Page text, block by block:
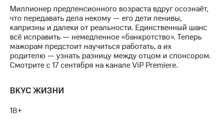
Заменить
SIM-
карту
Перейти
на
eSIM
Выберите
Услуги
Личный
кабинет
интернета
и
кабинет
Миллионер предпенсионного возраста вдруг осознаёт,
что передавать дела некому — его дети ленивы,
капризны и далеки от реальности. Единственный шанс
всё исправить — немедленное «банкротство». Теперь
мажорам предстоит научиться работать, а их
родителю — узнать разницу между отцом и спонсором.
Смотрите с 17 сентября на канале ViP Premiere.
ВКУС ЖИЗНИ
18+